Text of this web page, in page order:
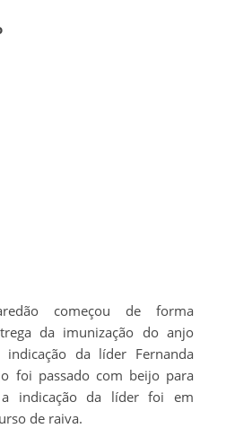
começou de forma
da imunização do anjo
da líder Fernanda
foi passado com beijo para
a indicação da líder foi em
de raiva.